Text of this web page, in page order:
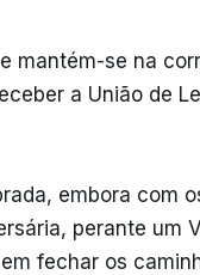
mantém-se na
a União de
embora com
perante um
fechar os